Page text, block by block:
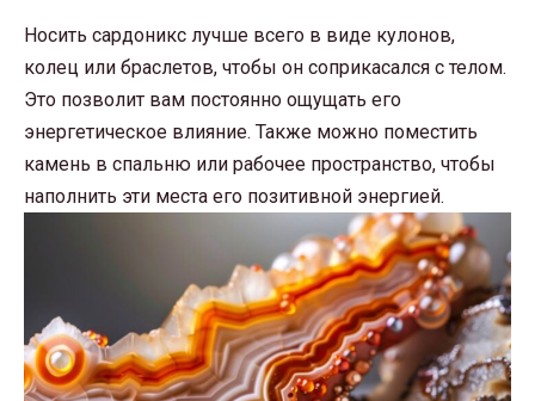
Носить сардоникс лучше всего в виде кулонов,
колец или браслетов, чтобы он соприкасался с телом.
Это позволит вам постоянно ощущать его
энергетическое влияние. Также можно поместить
камень в спальню или рабочее пространство, чтобы
наполнить эти места его позитивной энергией.